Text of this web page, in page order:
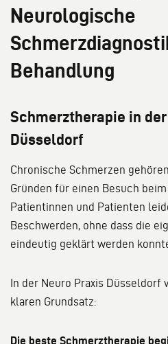
Neurologische
Behandlung
Schmerztherapie in
Düsseldorf
Chronische Schmerzen
Gründen für einen Besuch
Patientinnen und Patienten
Beschwerden, ohne dass die
eindeutig geklärt werden
In der Neuro Praxis Düsseldorf
klaren Grundsatz:
Die beste Schmerztherapie